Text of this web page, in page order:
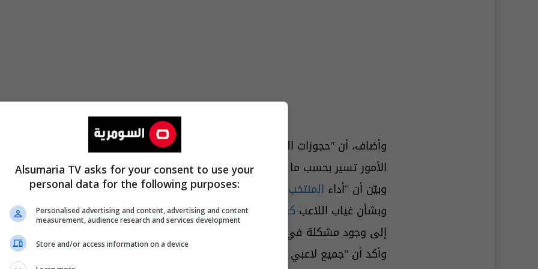
وأضاف، أن "حجوزات اللاعبين جاهزة، وكل شيء مخصّص من فنادق وملاعب
الأمور تسير بحسب ما هو مخطط له".
وبيّن أن "أداء المنتخب الوطني
سيكون مختلفاً عمّا كان عليه".
وبشأن غياب اللاعب كرار نبيل
عن معسكر إسبانيا، أوضح كمال أن "اللاعب كان
إلى وجود مشكلة في استحصال تأشيرة الدخول من كندا".
وأكد أن "جميع لاعبي المنتخب جاهزون"، موضحاً أن "رئيسالاتحاد العراقي لكرة القدم
Alsumaria TV asks for your consent to use your
personal data for the following purposes:
Personalised advertising and content, advertising and content
measurement, audience research and services development
Store and/or access information on a device